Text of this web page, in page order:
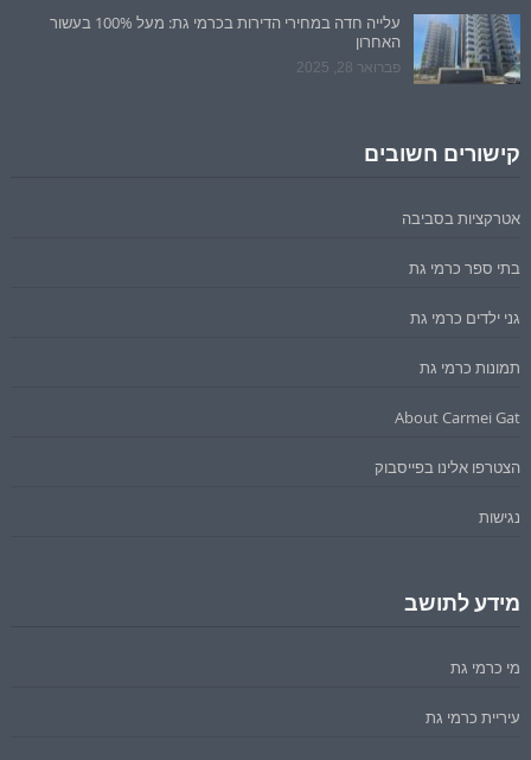
עלייה חדה במחירי הדירות בכרמי גת: מעל 100% בעשור
האחרון
פברואר 28, 2025
קישורים חשובים
אטרקציות בסביבה
בתי ספר כרמי גת
גני ילדים כרמי גת
תמונות כרמי גת
About Carmei Gat
הצטרפו אלינו בפייסבוק
נגישות
מידע לתושב
מי כרמי גת
עיריית כרמי גת